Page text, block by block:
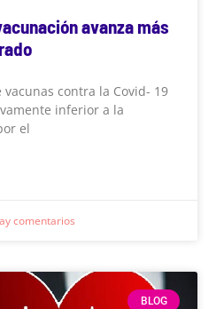
avanza más
contra la Covid- 19
inferior a la
el
comentarios
BLOG